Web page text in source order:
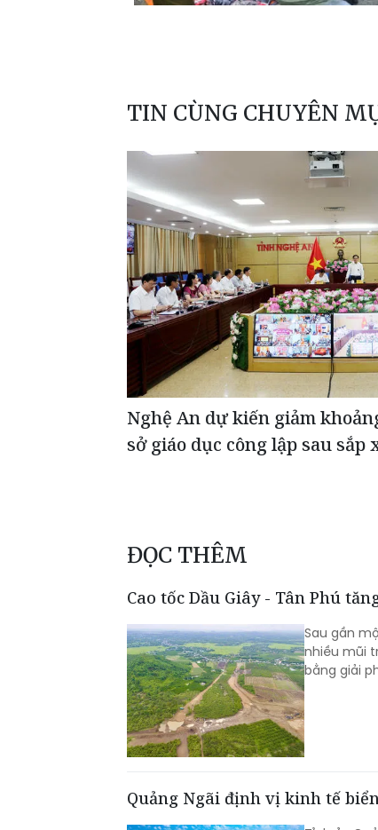
TIN CÙNG CHUYÊN
Nghệ An dự kiến giảm
sở giáo dục công lập sau sắp
ĐỌC THÊM
Cao tốc Dầu Giây - Tân Phú
Sau gần
nhiều mũi
bằng giải
Quảng Ngãi định vị kinh tế